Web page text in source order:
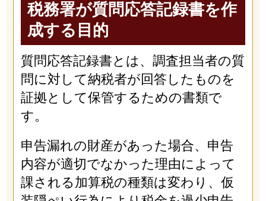
税務署が質問応答記録書を作
成する目的
質問応答記録書とは、調査担当者の質
問に対して納税者が回答したものを
証拠として保管するための書類で
す。
申告漏れの財産があった場合、申告
内容が適切でなかった理由によって
課される加算税の種類は変わり、仮